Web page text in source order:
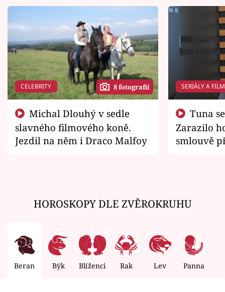
CELEBRITY 8 fotografií
slavného filmového koně.
Jezdil na něm i Draco Malfoy
SERIÁLY A
Zarazilo
smlouvě
HOROSKOPY DLE ZVĚROKRUHU
Beran Býk Blíženci Rak Lev Panna